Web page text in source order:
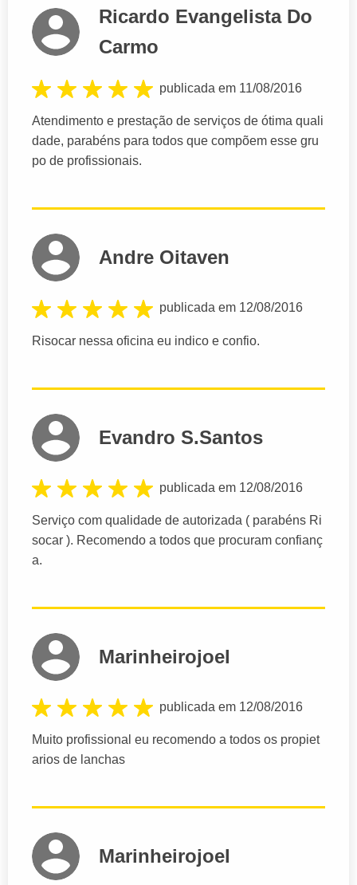
Ricardo Evangelista Do
Carmo
publicada em 11/08/2016
Atendimento e prestação de serviços de ótima quali
dade, parabéns para todos que compõem esse gru
po de profissionais.
Andre Oitaven
publicada em 12/08/2016
Risocar nessa oficina eu indico e confio.
Evandro S.Santos
publicada em 12/08/2016
Serviço com qualidade de autorizada ( parabéns Ri
socar ). Recomendo a todos que procuram confianç
a.
Marinheirojoel
publicada em 12/08/2016
Muito profissional eu recomendo a todos os propiet
arios de lanchas
Marinheirojoel